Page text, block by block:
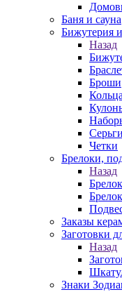
Баня и сауна
Бижутерия
Назад
Броши
Кольца
Серьги
Четки
Брелоки,
Назад
Заказы
Заготовки
Назад
Знаки